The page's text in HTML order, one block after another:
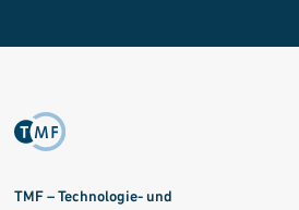
TMF – Technologie- und